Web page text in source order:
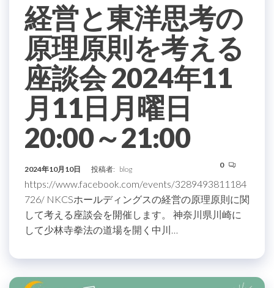
経営と東洋思考の
原理原則を考える
座談会 2024年11
月11日月曜日
20:00～21:00
2024年10月10日 投稿者: blog 0
https://www.facebook.com/events/3289493811184
726/ NKCSホールディングスの経営の原理原則に関
して考える座談会を開催します。 神奈川県川崎に
して少林寺拳法の道場を開く中川…